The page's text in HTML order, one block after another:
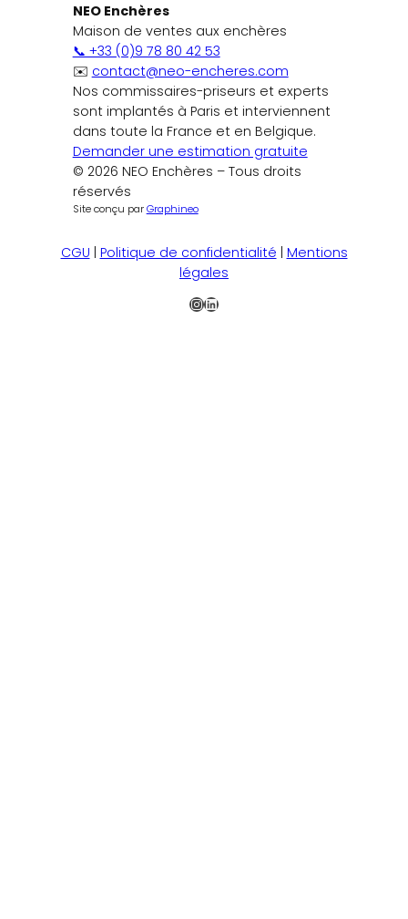
NEO Enchères
Maison de ventes aux enchères
📞 +33 (0)9 78 80 42 53
✉️ contact@neo-encheres.com
Nos commissaires-priseurs et experts
sont implantés à Paris et interviennent
dans toute la France et en Belgique.
Demander une estimation gratuite
© 2026 NEO Enchères – Tous droits
réservés
Site conçu parGraphineo
CGU | Politique de confidentialité | Mentions
légales
Instagram
LinkedIn